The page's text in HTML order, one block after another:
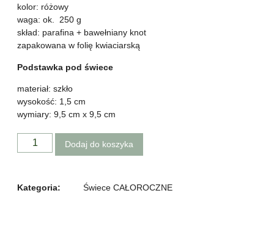
kolor: różowy
waga: ok. 250 g
skład: parafina + bawełniany knot
zapakowana w folię kwiaciarską
Podstawka pod świece
materiał: szkło
wysokość: 1,5 cm
wymiary: 9,5 cm x 9,5 cm
Dodaj do koszyka
Kategoria: Świece CAŁOROCZNE